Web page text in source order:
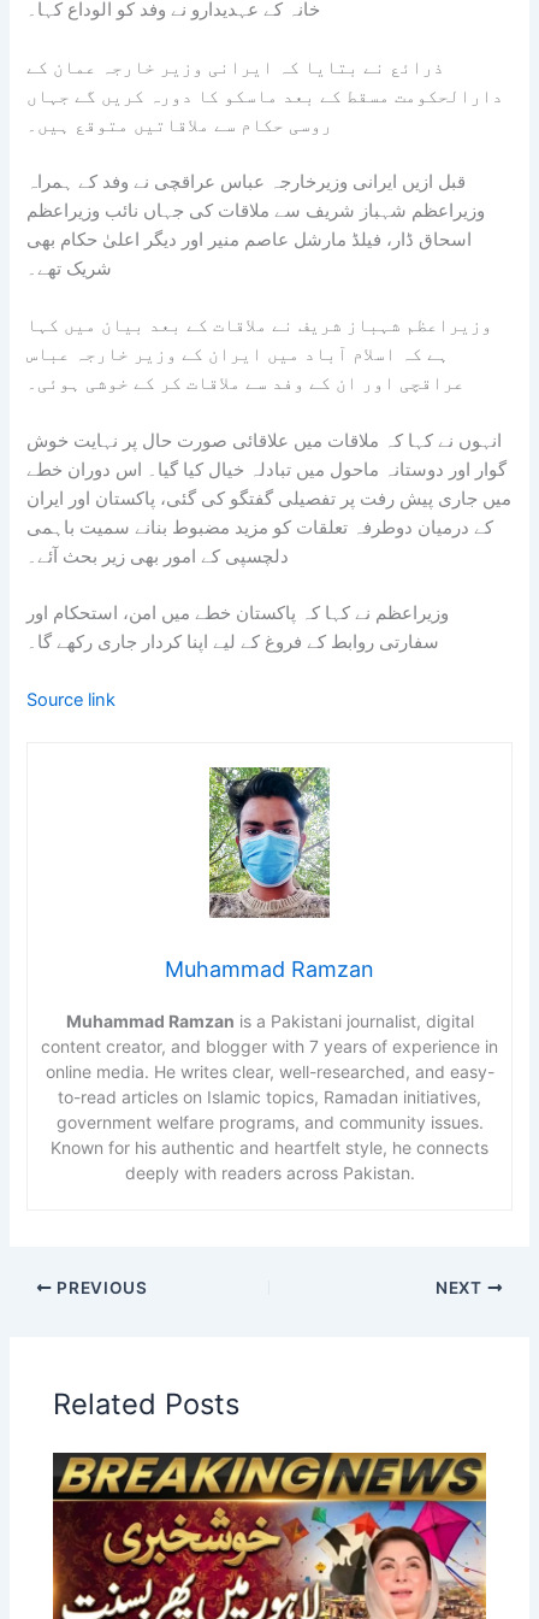
خانہ کے عہدیدارو نے وفد کو الوداع کہا۔
ذرائع نے بتایا کہ ایرانی وزیر خارجہ عمان کے
دارالحکومت مسقط کے بعد ماسکو کا دورہ کریں گے جہاں
روسی حکام سے ملاقاتیں متوقع ہیں۔
قبل ازیں ایرانی وزیرخارجہ عباس عراقچی نے وفد کے ہمراہ
وزیراعظم شہباز شریف سے ملاقات کی جہاں نائب وزیراعظم
اسحاق ڈار، فیلڈ مارشل عاصم منیر اور دیگر اعلیٰ حکام بھی
شریک تھے۔
وزیراعظم شہباز شریف نے ملاقات کے بعد بیان میں کہا
ہے کہ اسلام آباد میں ایران کے وزیر خارجہ عباس
عراقچی اور ان کے وفد سے ملاقات کر کے خوشی ہوئی۔
انہوں نے کہا کہ ملاقات میں علاقائی صورت حال پر نہایت خوش
گوار اور دوستانہ ماحول میں تبادلہ خیال کیا گیا۔ اس دوران خطے
میں جاری پیش رفت پر تفصیلی گفتگو کی گئی، پاکستان اور ایران
کے درمیان دوطرفہ تعلقات کو مزید مضبوط بنانے سمیت باہمی
دلچسپی کے امور بھی زیر بحث آئے۔
وزیراعظم نے کہا کہ پاکستان خطے میں امن، استحکام اور
سفارتی روابط کے فروغ کے لیے اپنا کردار جاری رکھے گا۔
Source link
Muhammad Ramzan
Muhammad Ramzan is a Pakistani journalist, digital
content creator, and blogger with 7 years of experience in
online media. He writes clear, well-researched, and easy-
to-read articles on Islamic topics, Ramadan initiatives,
government welfare programs, and community issues.
Known for his authentic and heartfelt style, he connects
deeply with readers across Pakistan.
PREVIOUS NEXT
Related Posts